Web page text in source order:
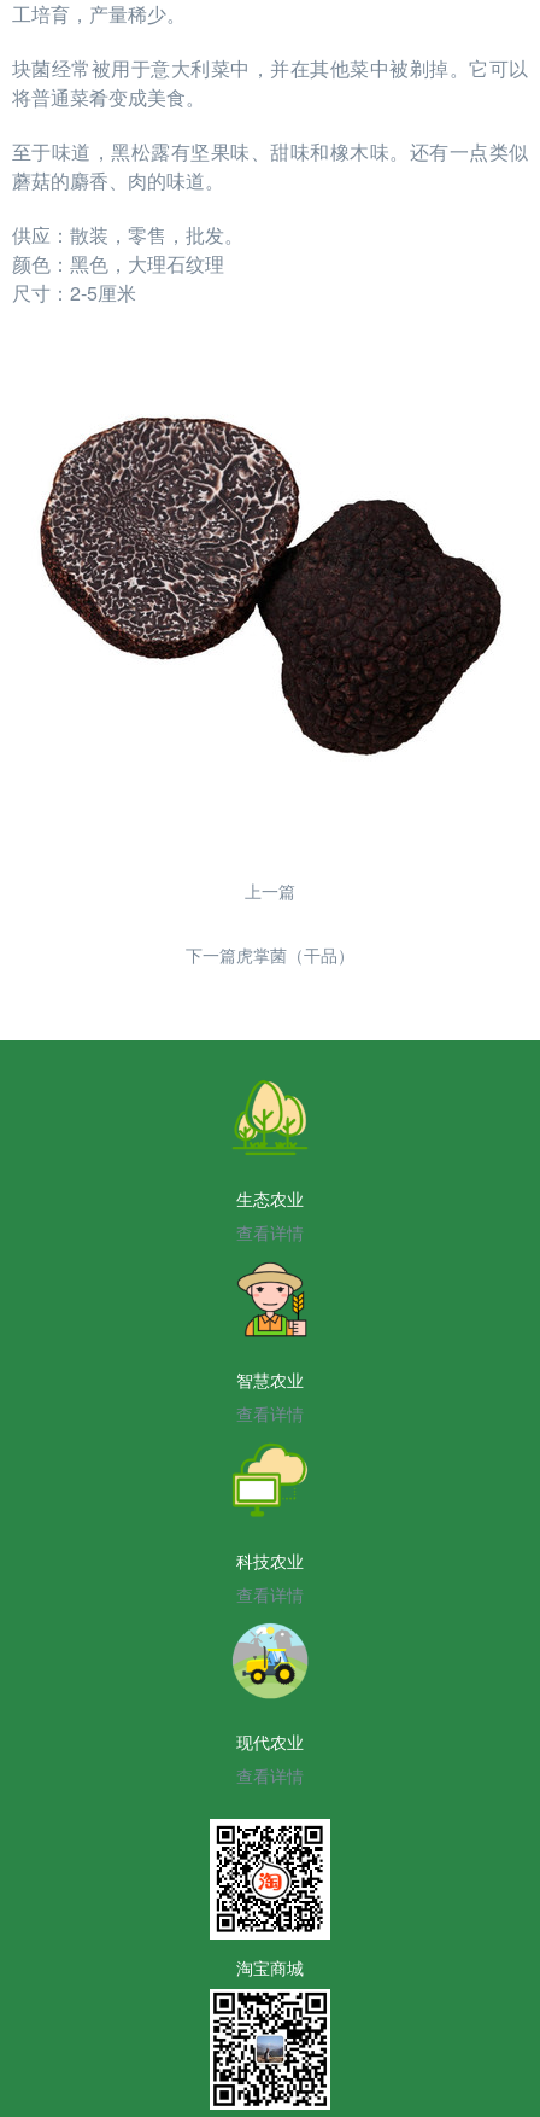
工培育，产量稀少。
块菌经常被用于意大利菜中，并在其他菜中被剃掉。它可以
将普通菜肴变成美食。
至于味道，黑松露有坚果味、甜味和橡木味。还有一点类似
蘑菇的麝香、肉的味道。
供应：散装，零售，批发。
颜色：黑色，大理石纹理
尺寸：2-5厘米
上一篇
下一篇虎掌菌（干品）
生态农业
查看详情
智慧农业
查看详情
科技农业
查看详情
现代农业
查看详情
淘宝商城